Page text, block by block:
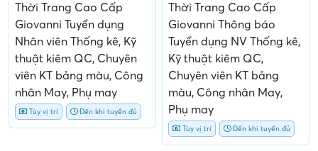
Thời Trang Cao Cấp
Giovanni Tuyển dụng
Nhân viên Thống kê, Kỹ
thuật kiêm QC, Chuyên
viên KT bảng màu, Công
nhân May, Phụ may
Tùy vị trí Đến khi tuyển đủ
Thời Trang Cao Cấp
Giovanni Thông báo
Tuyển dụng NV Thống kê,
Kỹ thuật kiêm QC,
Chuyên viên KT bảng
màu, Công nhân May,
Phụ may
Tùy vị trí Đến khi tuyển đủ